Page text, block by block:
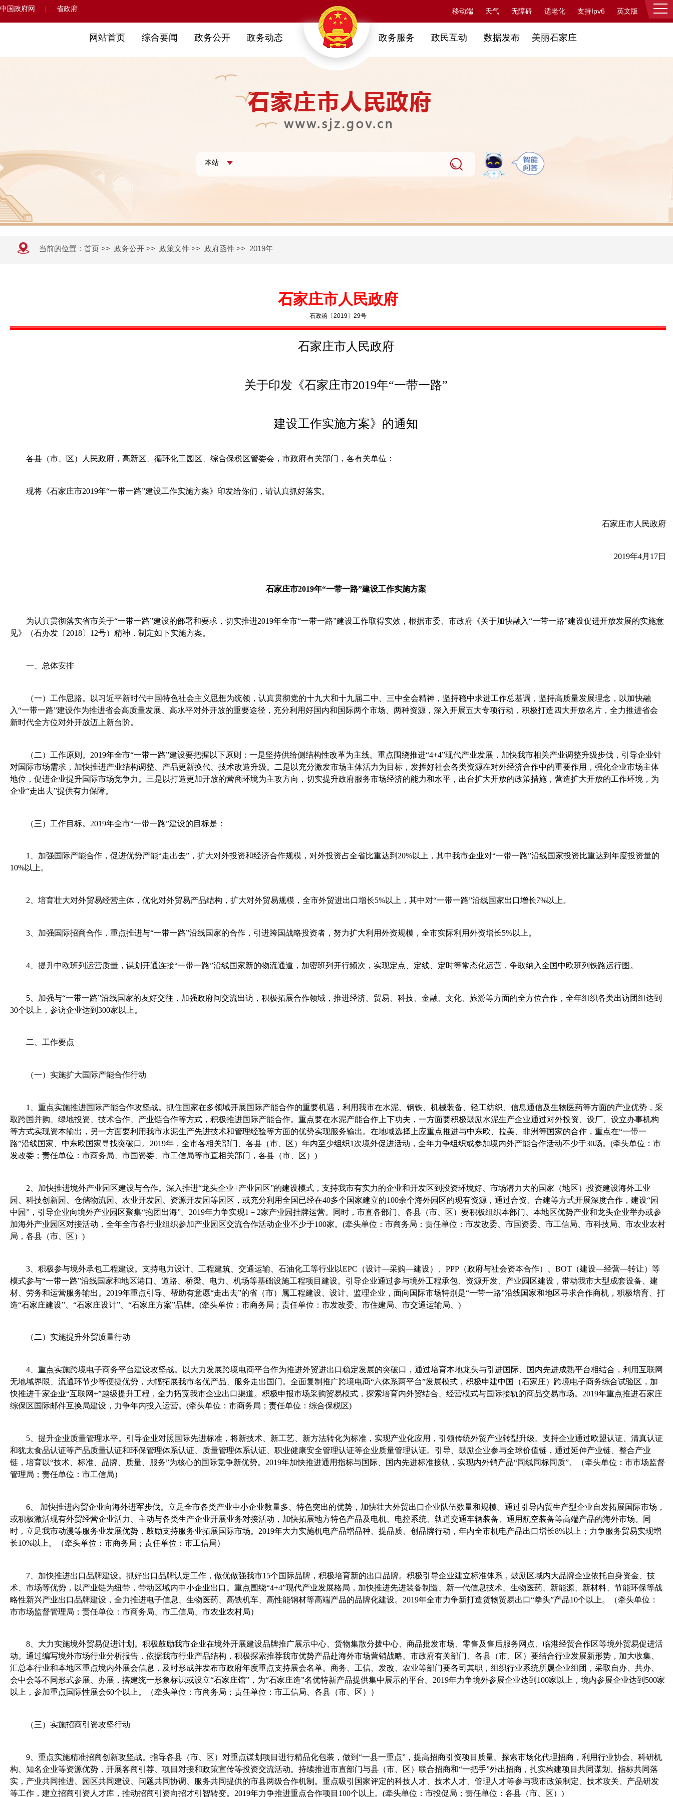
中国政府网 省政府 移动端 天气 无障碍 适老化 支持Ipv6 英文版 登录
网站首页 综合要闻 政务公开 政务动态 政务服务 政民互动 数据发布 美丽石家庄
当前的位置： 首页 >> 政务公开 >> 政策文件 >> 政府函件 >> 2019年
石家庄市人民政府
石政函〔2019〕29号
石家庄市人民政府
关于印发《石家庄市2019年“一带一路”
建设工作实施方案》的通知
各县（市、区）人民政府，高新区、循环化工园区、综合保税区管委会，市政府有关部门，各有关单位：
现将《石家庄市2019年“一带一路”建设工作实施方案》印发给你们，请认真抓好落实。
石家庄市人民政府
2019年4月 17日
石家庄市2019年“一带一路”建设工作实施方案
为认真贯彻落实省市关于“一带一路”建设的部署和要求，切实推进2019年全市“一带一路”建设工作取得实效，根据市委、市政府《关于加快融入“一带一路”建设促进开放发展的实施意
见》（石办发〔 2018〕 12号）精神，制定如下实施方案。
一、总体安排
（一）工作思路。以习近平新时代中国特色社会主义思想为统领，认真贯彻党的十九大和十九届二中、三中全会精神，坚持稳中求进工作总基调，坚持高质量发展理念，以加快融
入“一带一路”建设作为推进省会高质量发展、高水平对外开放的重要途径，充分利用好国内和国际两个市场、两种资源，深入开展五大专项行动，积极打造四大开放名片，全力推进省会
新时代全方位对外开放迈上新台阶。
（二）工作原则。 2019年全市“一带一路”建设要把握以下原则：一是坚持供给侧结构性改革为主线。重点围绕推进“4+4”现代产业发展，加快我市相关产业调整升级步伐，引导企业针
对国际市场需求，加快推进产业结构调整、产品更新换代、技术改造升级。二是以充分激发市场主体活力为目标，发挥好社会各类资源在对外经济合作中的重要作用，强化企业市场主体
地位，促进企业提升国际市场竞争力。三是以打造更加开放的营商环境为主攻方向，切实提升政府服务市场经济的能力和水平，出台扩大开放的政策措施，营造扩大开放的工作环境，为
企业“走出去”提供有力保障。
（三）工作目标。 2019年全市“一带一路”建设的目标是：
1 加强国际产能合作，促进优势产能“走出去”，扩大对外投资和经济合作规模，对外投资占全省比重达到 20%以上，其中我市企业对“一带一路”沿线国家投资比重达到年度投资量的
10%以上。
2 培育壮大对外贸易经营主体，优化对外贸易产品结构，扩大对外贸易规模，全市外贸进出口增长5%以上，其中对“一带一路”沿线国家出口增长7%以上。
3 加强国际招商合作 ，重点推进与“一带一路”沿线国家的合作，引进跨国战略投资者，努力扩大利用外资规模，全市实际利用外资增长5%以上。
4 提升中欧班列运营质量，谋划开通连接“一带一路”沿线国家新的物流通道，加密班列开行频次，实现定点、定线、定时等常态化运营，争取纳入全国中欧班列铁路运行图。
5
加强与“一带一路”沿线国家的友好交往，加强政府间交流出访，积极拓展合作领域，推进经济、贸易、科技、金融、文化、旅游等方面的全方位合作，全年组织各类出访团组达到
30个以上，参访企业达到 300家以上。
二、工作要点
（一）实施扩大国际产能合作行动
1
重点实施推进国际产能合作攻坚战。抓住国家在多领域开展国际产能合作的重要机遇，利用我市在水泥、钢铁、机械装备、轻工纺织、信息通信及生物医药等方面的产业优势，采
取跨国并购、绿地投资、技术合作、产业链合作等方式，积极推进国际产能合作。重点要在水泥产能合作上下功夫，一方面要积极鼓励水泥生产企业通过对外投资、设厂、设立办事机构
等方式实现资本输出，另一方面要利用我市水泥生产先进技术和管理经验等方面的优势实现服务输出。在地域选择上应重点推进与中东欧、拉美、非洲等国家的合作，重点在“一带一
路”沿线国家、中东欧国家寻找突破口。 2019年，全市各相关部门、各县（市、区）年内至少组织1 次境外促进活动，全年力争组织或参加境内外产能合作活动不少于30场。 (牵头单位：市
发改委；责任单位：市商务局、市国资委、市工信局等市直相关部门，各县（市、区） )
2 加快推进境外产业园区建设与合作。深入推进“龙头企业+产业园区”的建设模式，支持我市有实力的企业和开发区到投资环境好、市场潜力大的国家（地区）投资建设海外工业
园、科技创新园、仓储物流园、农业开发园、资源开发园等园区，或充分利用全国已经在40多个国家建立的100余个海外园区的现有资源，通过合资、合建等方式开展深度合作，建设“园
中园”，引导企业向境外产业园区聚集“抱团出海”。 2019年力争实现1 － 2家产业园挂牌运营。同时，市直各部门、各县（市、区）要积极组织本部门、本地区优势产业和龙头企业举办或参
加海外产业园区对接活动，全年全市各行业组织参加产业园区交流合作活动企业不少于100家。 (牵头单位：市商务局；责任单位：市发改委、市国资委、市工信局、市科技局、市农业农村
局，各县（市、区） )
3 积极参与境外承包工程建设。支持电力设计、工程建筑、交通运输、石油化工等行业以EPC （设计—采购—建设）、 PPP （政府与社会资本合作）、 BOT （建设—经营—转让）等
模式参与“一带一路”沿线国家和地区港口、道路、桥梁、电力、机场等基础设施工程项目建设。引导企业通过参与境外工程承包、资源开发、产业园区建设，带动我市大型成套设备、建
材、劳务和运营服务输出。 2019年重点引导、帮助有意愿“走出去”的省（市）属工程建设、设计、监理企业，面向国际市场特别是“一带一路”沿线国家和地区寻求合作商机，积极培育、打
造“石家庄建设”、“石家庄设计”、“石家庄方案”品牌。 (牵头单位：市商务局；责任单位：市发改委、市住建局、市交通运输局、 )
（二）实施提升外贸质量行动
4
重点实施跨境电子商务平台建设攻坚战。以大力发展跨境电商平台作为推进外贸进出口稳定发展的突破口，通过培育本地龙头与引进国际、国内先进成熟平台相结合，利用互联网
无地域界限、流通环节少等便捷优势，大幅拓展我市名优产品、服务走出国门。全面复制推广跨境电商“六体系两平台”发展模式，积极申建中国（石家庄）跨境电子商务综合试验区，加
快推进千家企业“互联网+”越级提升工程，全力拓宽我市企业出口渠道。积极申报市场采购贸易模式，探索培育内外贸结合、经营模式与国际接轨的商品交易市场。 2019年重点推进石家庄
综保区国际邮件互换局建设，力争年内投入运营。 (牵头单位：市商务局；责任单位：综合保税区)
5
提升企业质量管理水平。引导企业对照国际先进标准，将新技术、新工艺、新方法转化为标准，实现产业化应用，引领传统外贸产业转型升级。支持企业通过欧盟认证、清真认证
和犹太食品认证等产品质量认证和环保管理体系认证、质量管理体系认证、职业健康安全管理认证等企业质量管理认证。引导、鼓励企业参与全球价值链，通过延伸产业链、整合产业
链，培育以“技术、标准、品牌、质量、服务”为核心的国际竞争新优势。 2019年加快推进通用指标与国际、国内先进标准接轨，实现内外销产品“同线同标同质”。（牵头单位：市市场监督
管理局；责任单位：市工信局）
6
加快推进内贸企业向海外进军步伐。立足全市各类产业中小企业数量多、特色突出的优势，加快壮大外贸出口企业队伍数量和规模。通过引导内贸生产型企业自发拓展国际市场，
或积极激活现有外贸经营企业活力、主动与各类生产企业开展业务对接活动，加快拓展地方特色产品及电机、电控系统、轨道交通车辆装备、通用航空装备等高端产品的海外市场。同
时，立足我市动漫等服务业发展优势， 鼓励支持服务业拓展国际市场。 2019年大力实施机电产品增品种、提品质、创品牌行动，年内全市机电产品出口增长8%以上；力争服务贸易实现增
长10%以上。（牵头单位：市商务局；责任单位：市工信局）
7 加快推进出口品牌建设。抓好出口品牌认定工作，做优做强我市15个国际品牌，积极培育新的出口品牌。积极引导企业建立标准体系，鼓励区域内大品牌企业依托自身资金、技
术、市场等优势，以产业链为纽带，带动区域内中小企业出口。重点围绕“4+4”现代产业发展格局，加快推进先进装备制造、新一代信息技术、生物医药、新能源、新材料、节能环保等战
略性新兴产业出口品牌建设，全力推进电子信息、生物医药、高铁机车、高性能钢材等高端产品的品牌化建设。 2019年全市力争新打造货物贸易出口“拳头”产品10个以上。（牵头单位：
市市场监督管理局；责任单位：市商务局、市工信局、市农业农村局）
8
大力实施境外贸易促进计划。积极鼓励我市企业在境外开展建设品牌推广展示中心、货物集散分拨中心、商品批发市场、零售及售后服务网点、临港经贸合作区等境外贸易促进活
动。通过编写境外市场行业分析报告，依据我市行业产品结构，积极探索推荐我市优势产品赴海外市场营销战略。市政府有关部门、各县（市、区）要结合行业发展新形势，加大收集、
汇总本行业和本地区重点境内外展会信息，及时形成并发布市政府年度重点支持展会名单。商务、工信、发改、农业等部门要各司其职，组织行业系统所属企业组团，采取自办、共办、
会中会等不同形式参展、办展，搭建统一形象标识或设立“石家庄馆”，为“石家庄造”名优特新产品提供集中展示的平台。 2019年力争境外参展企业达到 100家以上，境内参展企业达到 500家
以上，参加重点国际性展会60个以上。（牵头单位：市商务局；责任单位：市工信局、各县（市、区））
（三）实施招商引资攻坚行动
9
重点实施精准招商创新攻坚战。指导各县（市、区）对重点谋划项目进行精品化包装，做到“一县一重点”，提高招商引资项目质量。探索市场化代理招商，利用行业协会、科研机
构、知名企业等资源优势，开展客商引荐、项目对接和政策宣传等投资交流活动。持续推进市直部门与县（市、区）联合招商和“一把手”外出招商，扎实构建项目共同谋划、指标共同落
实，产业共同推进、园区共同建设、问题共同协调、服务共同提供的市县两级合作机制。重点吸引国家评定的科技人才、技术人才、管理人才等参与我市政策制定、技术攻关、产品研发
等工作，建立招商引资人才库，推动招商引资向招才引智转变。 2019年力争推进重点合作项目 100个以上。 (牵头单位：市投促局；责任单位：各县（市、区） )